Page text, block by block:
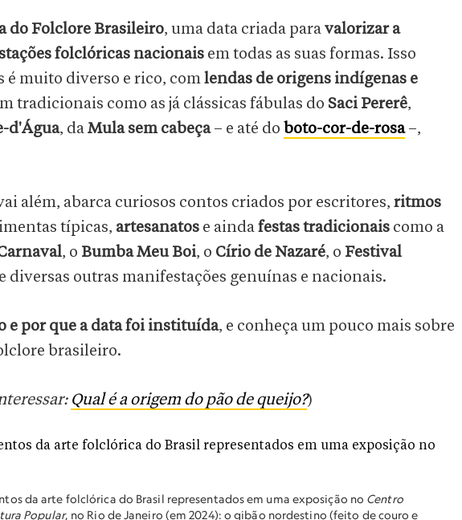
do Folclore Brasileiro, uma data criada paravalorizar a
folclóricas nacionais em todas as suas formas. Isso
é muito diverso e rico, comlendas de origens indígenas e
tradicionais como as já clássicas fábulas do Saci Pererê,
d'Água, daMula sem cabeça– e até do boto-cor-de-rosa–,
além, abarca curiosos contos criados por escritores, ritmos
típicas, artesanatos e aindafestas tradicionais como a
, o Bumba Meu Boi, o Círio de Nazaré, o Festival
diversas outras manifestações genuínas e nacionais.
e por que a data foi instituída, e conheça um pouco mais sobre
brasileiro.
Qual é a origem do pão de queijo?)
da arte folclórica do Brasil representados em uma exposição no Centro
Popular, no Rio de Janeiro (em 2024): o gibão nordestino (feito de couro e